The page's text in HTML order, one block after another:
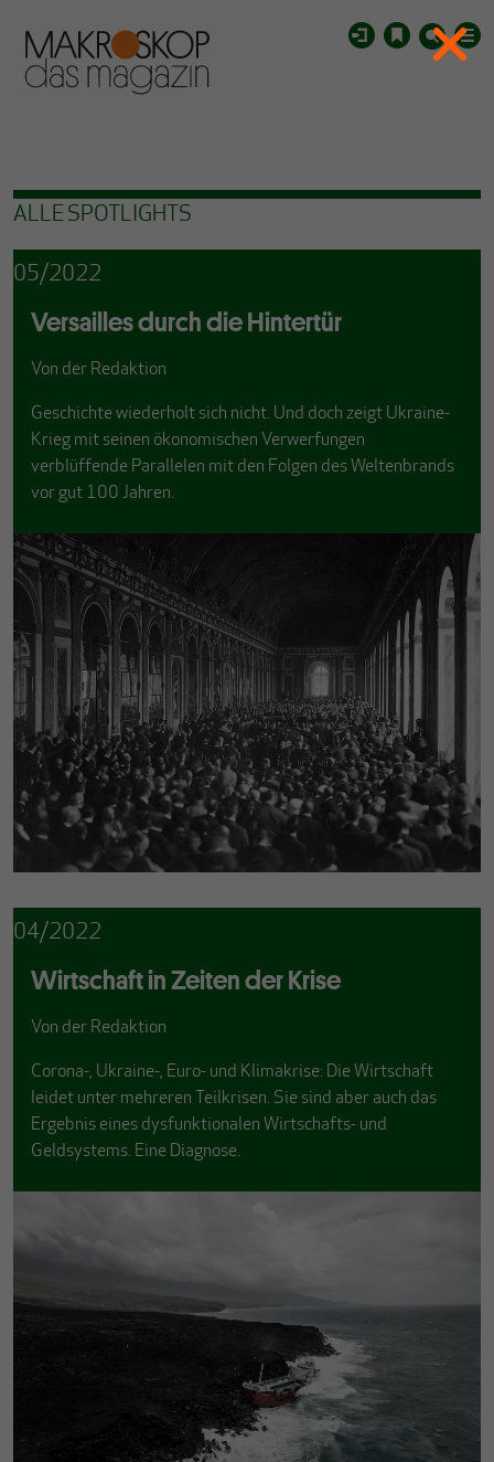
ALLE SPOTLIGHTS
05/2022
Versailles durch die Hintertür
Von der Redaktion
Geschichte wiederholt sich nicht. Und doch zeigt Ukraine-
Krieg mit seinen ökonomischen Verwerfungen
verblüffende Parallelen mit den Folgen des Weltenbrands
vor gut 100 Jahren.
04/2022
Wirtschaft in Zeiten der Krise
Von der Redaktion
Corona-, Ukraine-, Euro- und Klimakrise: Die Wirtschaft
leidet unter mehreren Teilkrisen. Sie sind aber auch das
Ergebnis eines dysfunktionalen Wirtschafts- und
Geldsystems. Eine Diagnose.